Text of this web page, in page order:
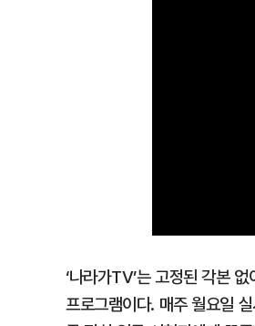
‘나라가TV’는 고정된 각본
프로그램이다. 매주 월요일